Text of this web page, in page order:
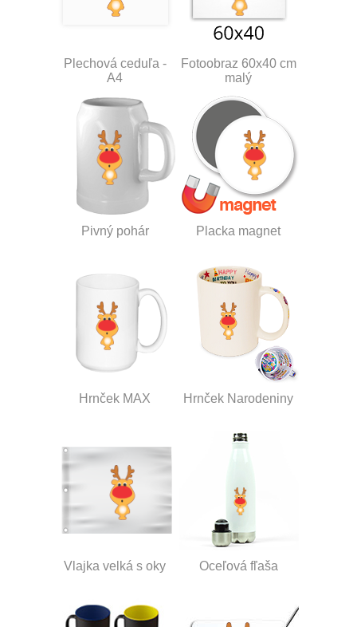
Plechová ceduľa -
A4
Fotoobraz 60x40 cm
malý
Pivný pohár Placka magnet
Hrnček MAX Hrnček Narodeniny
Vlajka velká s oky Oceľová fľaša